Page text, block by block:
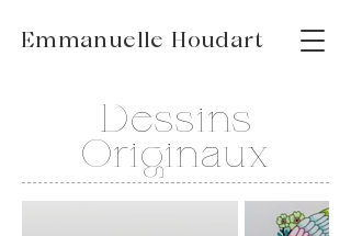
Emmanuelle Houdart
Dessins
Originaux